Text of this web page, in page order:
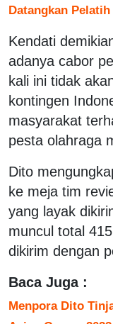
Datangkan
Kendati
adanya cabor
kali ini tidak
kontingen
masyarakat
pesta olahraga
Dito
ke meja tim
yang layak
muncul total
dikirim dengan
Baca Juga :
Menpora Dito